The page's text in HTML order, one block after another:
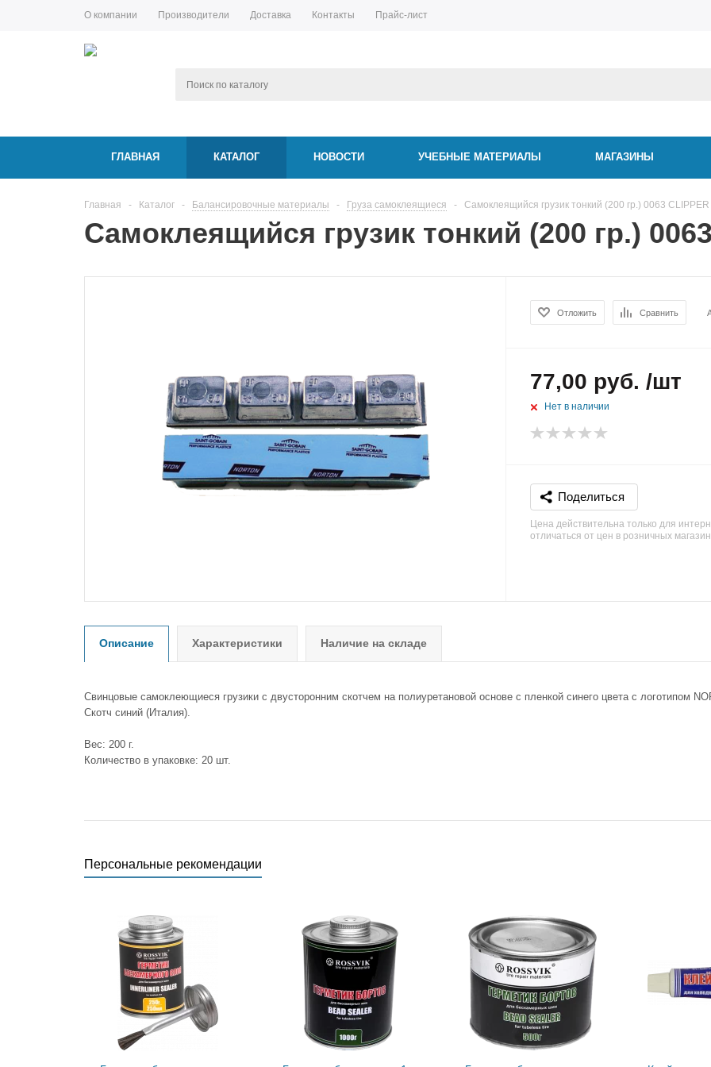
О компании Производители Доставка Контакты Прайс-лист
ГЛАВНАЯ КАТАЛОГ НОВОСТИ УЧЕБНЫЕ МАТЕРИАЛЫ МАГАЗИНЫ
Главная - Каталог - Балансировочные материалы - Груза самоклеящиеся - Самоклеящийся грузик тонкий (200 гр.) 0063 CLIPPER
Самоклеящийся грузик тонкий (200 гр.)
Отложить Сравнить
77,00 руб. /шт
Нет в наличии
Поделиться
Цена действительна только для
отличаться от цен в розничных
Описание Характеристики Наличие на складе
Свинцовые самоклеющиеся грузики с двусторонним скотчем на полиуретановой основе с пленкой синего цвета с логотипом
Скотч синий (Италия).
Вес: 200 г.
Количество в упаковке: 20 шт.
Персональные рекомендации